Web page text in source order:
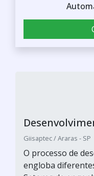
Giisaptec / Araras - SP
O processo de
engloba